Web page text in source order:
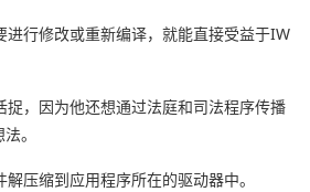
进行修改或重新编译，就能直接受益于IW
捉，因为他还想通过法庭和司法程序传播
。
压缩到应用程序所在的驱动器中。